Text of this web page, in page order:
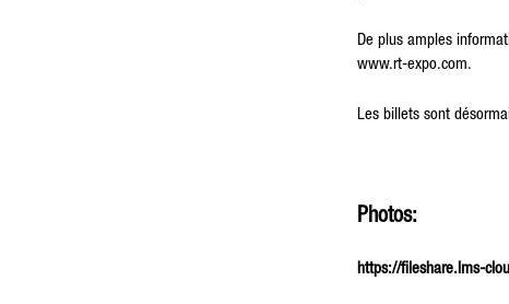
De plus amples
www.rt-expo.com.
Les billets sont
Photos:
https://fileshare.lms-